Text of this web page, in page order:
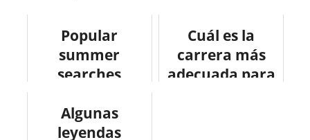
Popular
summer
searches
#infographic
#summer
Cuál es la
carrera más
adecuada para
Algunas
leyendas